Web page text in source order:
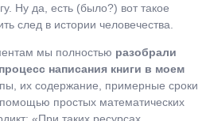
Ну да, есть (было?) вот такое
след в истории человечества.
мы полностью разобрали
написания книги в моем
их содержание, примерные сроки
простых математических
«При таких ресурсах